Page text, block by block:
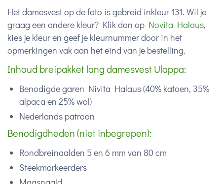
Het damesvest op de foto is gebreid inkleur 131. Wil je
graag een andere kleur? Klik dan op Novita Halaus,
kies je kleur en geef je kleurnummer door in het
opmerkingen vak aan het eind van je bestelling.
Inhoud breipakket lang damesvest Ulappa:
Benodigde garen Nivita Halaus (40% katoen, 35%
alpaca en 25% wol)
Nederlands patroon
Benodigdheden (niet inbegrepen):
Rondbreinaalden 5 en 6 mm van 80 cm
Steekmarkeerders